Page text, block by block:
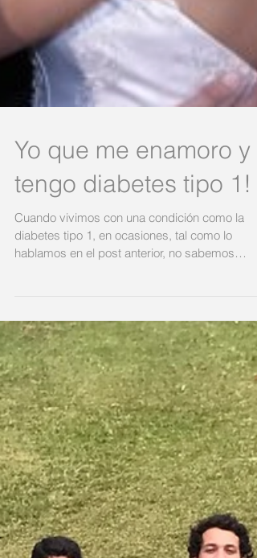
Yo que me enamoro y
tengo diabetes tipo 1!
hablamos en el post anterior, no sabemos
como...